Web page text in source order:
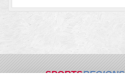
SPORTSREGIONS